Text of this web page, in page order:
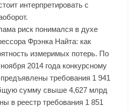
интерпретировать с
риск понимался в духе
Фрэнка Найта: как
измеримых потерь. По
2014 года конкурсному
требования 1 941
сумму свыше 4,627 млрд
в реестр требования 1 851